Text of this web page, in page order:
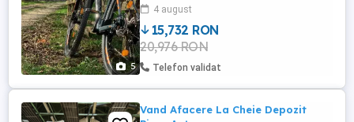
5
pachet căști, scule, accesorii și multe alte
echipamente. Ideal pentru cine dorește să
pornească direct! Opțional, pot vinde și
paginile de Facebook, Instagram și
TikTok asociate ...
4 august
15,732 RON
20,976 RON
Telefon validat
Vand Afacere La Cheie Depozit